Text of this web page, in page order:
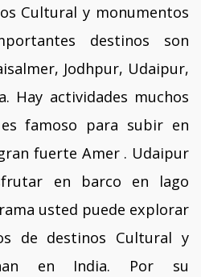
Cultural y monumentos
destinos son
Jodhpur, Udaipur,
Hay actividades muchos
famoso para subir en
fuerte Amer . Udaipur
en barco en lago
usted puede explorar
de destinos Cultural y
en India. Por su